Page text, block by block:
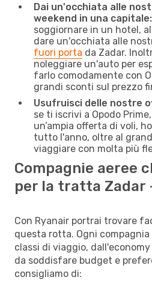
Dai un'occhiata alle
weekend in una capitale:
soggiornare in un hotel,
dare un'occhiata alle
fuori porta da Zadar.
noleggiare un'auto per
farlo comodamente con
grandi sconti sul prezzo
Usufruisci delle nostre
se ti iscrivi a Opodo
un’ampia offerta di voli,
tutto l'anno, oltre al
viaggiare con molta più
Compagnie aeree
per la tratta Zadar
Con Ryanair portrai trovare
questa rotta. Ogni
classi di viaggio,
da soddisfare budget e
consigliamo di: